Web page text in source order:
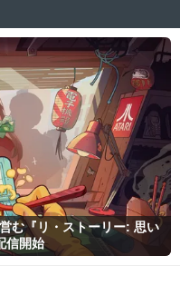
む『リ・ストーリー: 思い
信開始